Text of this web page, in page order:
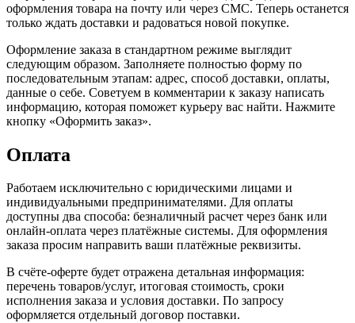
оформления товара на почту или через СМС. Теперь останется
только ждать доставки и радоваться новой покупке.
Оформление заказа в стандартном режиме выглядит
следующим образом. Заполняете полностью форму по
последовательным этапам: адрес, способ доставки, оплаты,
данные о себе. Советуем в комментарии к заказу написать
информацию, которая поможет курьеру вас найти. Нажмите
кнопку «Оформить заказ».
Оплата
Работаем исключительно с юридическими лицами и
индивидуальными предпринимателями. Для оплаты
доступны два способа: безналичный расчет через банк или
онлайн-оплата через платёжные системы. Для оформления
заказа просим направить ваши платёжные реквизиты.
В счёте-оферте будет отражена детальная информация:
перечень товаров/услуг, итоговая стоимость, сроки
исполнения заказа и условия доставки. По запросу
оформляется отдельный договор поставки.